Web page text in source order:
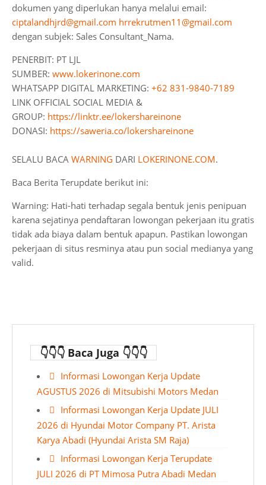
dokumen yang diperlukan hanya melalui email:
ciptalandhjrd@gmail.com hrrekrutmen11@gmail.com
dengan subjek: Sales Consultant_Nama.
PENERBIT: PT LJL
SUMBER: www.lokerinone.com
WHATSAPP DIGITAL MARKETING: +62 831-9840-7189
LINK OFFICIAL SOCIAL MEDIA &
GROUP: https://linktr.ee/lokershareinone
DONASI: https://saweria.co/lokershareinone
SELALU BACA WARNING DARI LOKERINONE.COM.
Baca Berita Terupdate berikut ini:
Warning: Hati-hati terhadap segala bentuk jenis penipuan
karena sejatinya pendaftaran lowongan pekerjaan itu gratis
tidak ada biaya dalam bentuk apapun. Pastikan lowongan
pekerjaan di situs resminya atau pun social medianya yang
valid.
👇👇👇 Baca Juga 👇👇👇
Informasi Lowongan Kerja Update
AGUSTUS 2026 di Mitsubishi Motors Medan
Informasi Lowongan Kerja Update JULI
2026 di Hyundai Motor Company PT. Arista
Karya Abadi (Hyundai Arista SM Raja)
Informasi Lowongan Kerja Terupdate
JULI 2026 di PT Mimosa Putra Abadi Medan